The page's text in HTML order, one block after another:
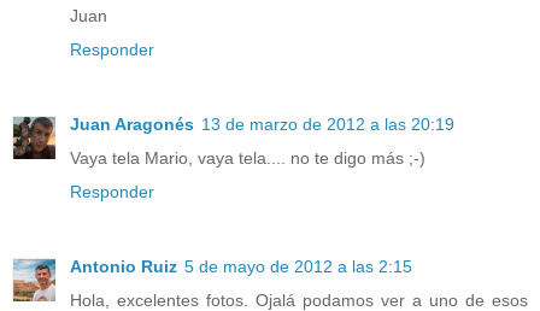
Juan
Responder
Juan Aragonés 13 de marzo de 2012 a las 20:19
Vaya tela Mario, vaya tela.... no te digo más ;-)
Responder
Antonio Ruiz 5 de mayo de 2012 a las 2:15
Hola, excelentes fotos. Ojalá podamos ver a uno de esos